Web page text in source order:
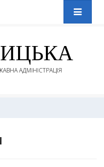
АДМІНІСТРАЦІЯ